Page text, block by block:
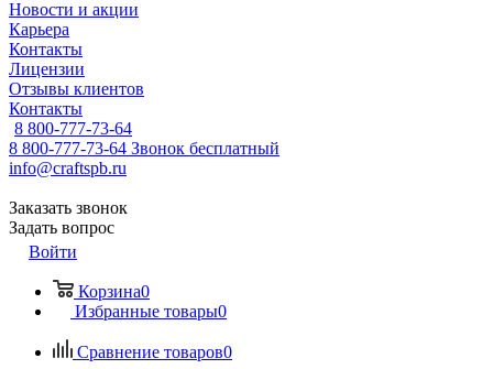
Новости и акции
Карьера
Контакты
Лицензии
Отзывы клиентов
Контакты
8 800-777-73-64
8 800-777-73-64 Звонок бесплатный
info@craftspb.ru
Заказать звонок
Задать вопрос
Войти
Корзина0
Избранные товары0
Сравнение товаров0